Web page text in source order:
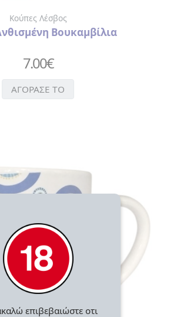
επιβεβαιώστε οτι
Κούπες Λέσβος
Βουκαμβίλια
7.00€
ΑΓΟΡΑΣΕ ΤΟ